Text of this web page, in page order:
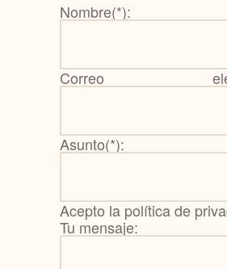
Nombre(*):
Correo
Asunto(*):
Acepto la política de
Tu mensaje: